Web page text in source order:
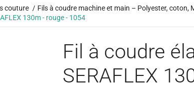
couture Fils à coudre machine et main – Polyester, coton,
130m - rouge - 1054
Fil à coudre
SERAFLEX